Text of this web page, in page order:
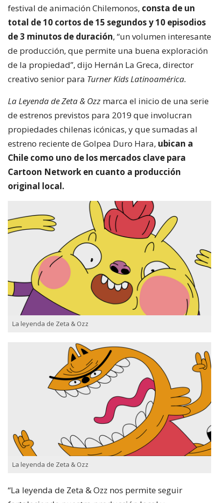
festival de animación Chilemonos, consta de un
total de 10 cortos de 15 segundos y 10 episodios
de 3 minutos de duración, “un volumen interesante
de producción, que permite una buena exploración
de la propiedad”, dijo Hernán La Greca, director
creativo senior para Turner Kids Latinoamérica.
La Leyenda de Zeta & Ozz marca el inicio de una serie
de estrenos previstos para 2019 que involucran
propiedades chilenas icónicas, y que sumadas al
estreno reciente de Golpea Duro Hara, ubican a
Chile como uno de los mercados clave para
Cartoon Network en cuanto a producción
original local.
La leyenda de Zeta & Ozz
La leyenda de Zeta & Ozz
“La leyenda de Zeta & Ozz nos permite seguir